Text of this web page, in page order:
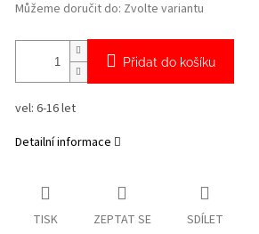
Můžeme doručit do: Zvolte variantu
Přidat do košíku
vel: 6-16 let
Detailní informace
TISK ZEPTAT SE SDÍLET